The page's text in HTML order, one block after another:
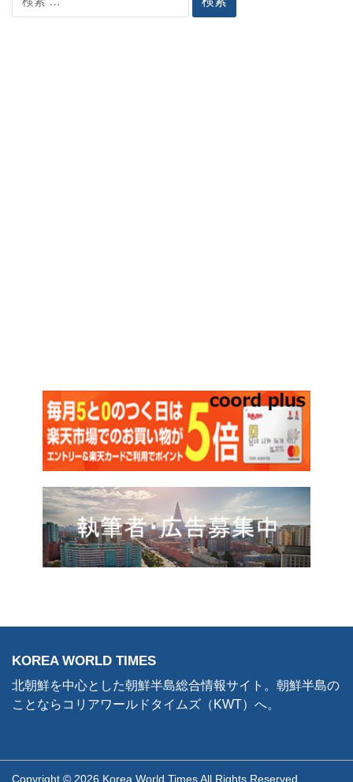
索:
KOREA WORLD TIMES
北朝鮮を中心とした朝鮮半島総合情報サイト。朝鮮半島の
ことならコリアワールドタイムズ（KWT）へ。
Copyright © 2026 Korea World Times All Rights Reserved